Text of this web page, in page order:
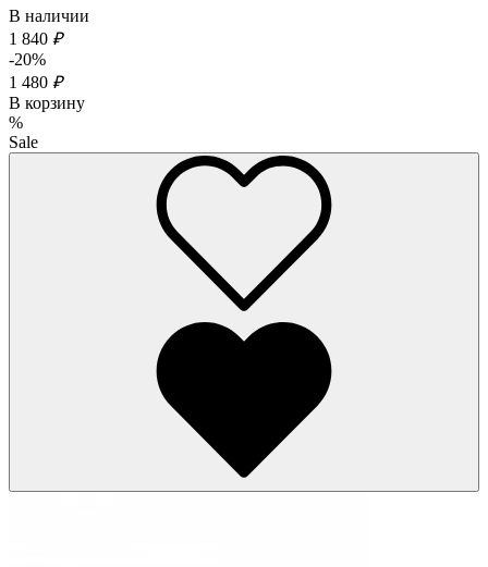
В наличии
1 840 ₽
-20%
1 480 ₽
В корзину
%
Sale